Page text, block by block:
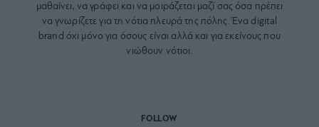
μαθαίνει, να γράφει και να μοιράζεται μαζί σας όσα πρέπει
να γνωρίζετε για τη νότια πλευρά της πόλης. Ένα digital
brand όχι μόνο για όσους είναι αλλά και για εκείνους που
νιώθουν νότιοι.
FOLLOW